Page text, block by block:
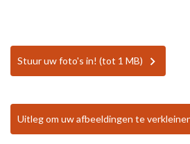
Stuur uw foto's in! (tot 1 MB)
Uitleg om uw afbeeldingen te